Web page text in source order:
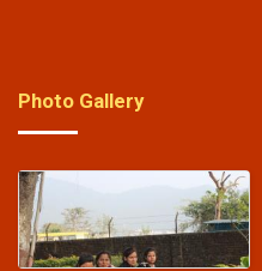
Saraswati Vidya
Exam Result 24-03-
Click Here
Photo Gallery